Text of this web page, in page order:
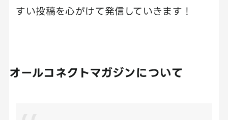
すい投稿を心がけて発信していきます！
オールコネクトマガジンについて